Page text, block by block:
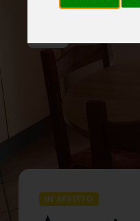
IN AFFITTO